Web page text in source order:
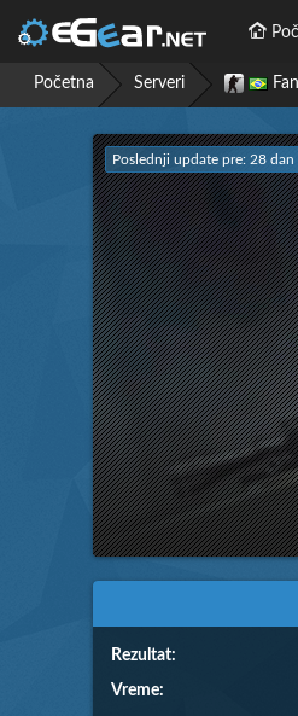
Početna Serveri
Poslednji update pre: 28
Rezultat:
Vreme: